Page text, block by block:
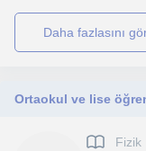
daha fazlasını
Ortaokul ve lise
Fizik